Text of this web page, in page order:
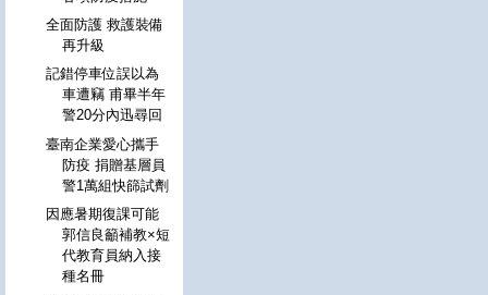
全面防護 救護裝備
再升級
記錯停車位誤以為
車遭竊 甫畢半年
警20分內迅尋回
臺南企業愛心攜手
防疫 捐贈基層員
警1萬組快篩試劑
因應暑期復課可能
郭信良籲補教×短
代教育員納入接
種名冊